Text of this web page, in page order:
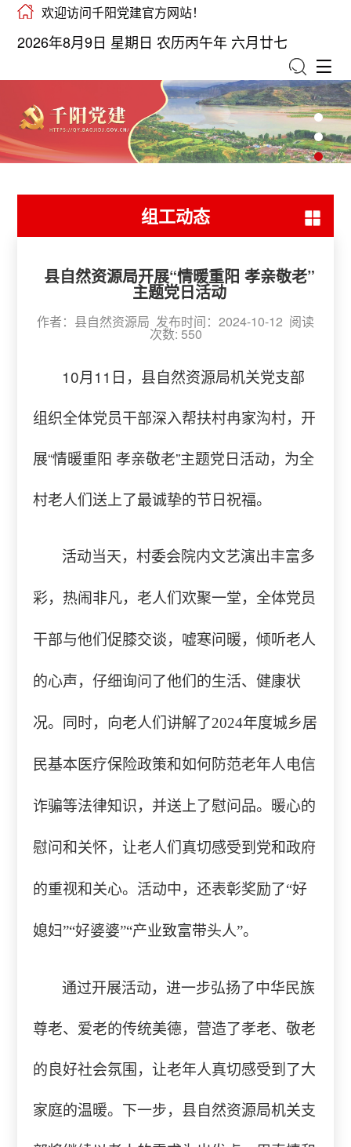
欢迎访问千阳党建官方网站！
2026年8月9日 星期日 农历丙午年 六月廿七
组工动态
县自然资源局开展“情暖重阳 孝亲敬老”
主题党日活动
作者：县自然资源局 发布时间：2024-10-12 阅读
次数: 550
10月11日，县自然资源局机关党支部
组织全体党员干部深入帮扶村冉家沟村，开
展“情暖重阳 孝亲敬老”主题党日活动，为全
村老人们送上了最诚挚的节日祝福。
活动当天，村委会院内文艺演出丰富多
彩，热闹非凡，老人们欢聚一堂，全体党员
干部与他们促膝交谈，嘘寒问暖，倾听老人
的心声，仔细询问了他们的生活、健康状
况。同时，向老人们讲解了2024年度城乡居
民基本医疗保险政策和如何防范老年人电信
诈骗等法律知识，并送上了慰问品。暖心的
慰问和关怀，让老人们真切感受到党和政府
的重视和关心。活动中，还表彰奖励了“好
媳妇”“好婆婆”“产业致富带头人”。
通过开展活动，进一步弘扬了中华民族
尊老、爱老的传统美德，营造了孝老、敬老
的良好社会氛围，让老年人真切感受到了大
家庭的温暖。下一步，县自然资源局机关支